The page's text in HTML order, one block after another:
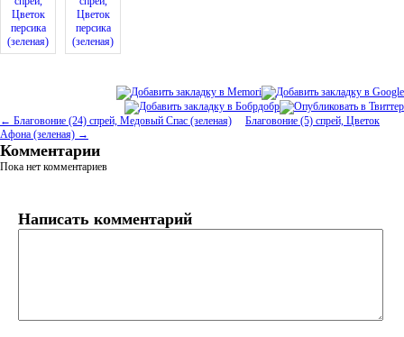
← Благовоние (24) спрей, Медовый Спас (зеленая)
Благовоние (5) спрей, Цветок
Афона (зеленая) →
Комментарии
Пока нет комментариев
Написать комментарий